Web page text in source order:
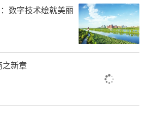
三名。山西大学辩论队一队
佳辩手。
参赛队伍以犀利的辩词、缜
陈述围绕为决赛特别定制的
对决。山西大同大学、山西
数字技术绘就美丽
之新章